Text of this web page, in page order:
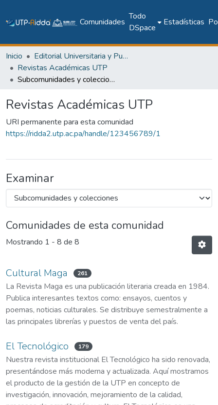
Comunidades
Todo
DSpace
Estadísticas
Inicio
Editorial Universitaria y Publicaciones Seriadas
Revistas Académicas UTP
Subcomunidades y colecciones
Revistas Académicas UTP
URI permanente para esta comunidad
https://ridda2.utp.ac.pa/handle/123456789/1
Examinar
Comunidades de esta comunidad
Mostrando 1 - 8 de 8
Cultural Maga 261
La Revista Maga es una publicación literaria creada en 1984.
Publica interesantes textos como: ensayos, cuentos y
poemas, noticias culturales. Se distribuye semestralmente a
las principales librerías y puestos de venta del país.
El Tecnológico 179
Nuestra revista institucional El Tecnológico ha sido renovada,
presentándose más moderna y actualizada. Aquí mostramos
el producto de la gestión de la UTP en concepto de
investigación, innovación, mejoramiento de la calidad,